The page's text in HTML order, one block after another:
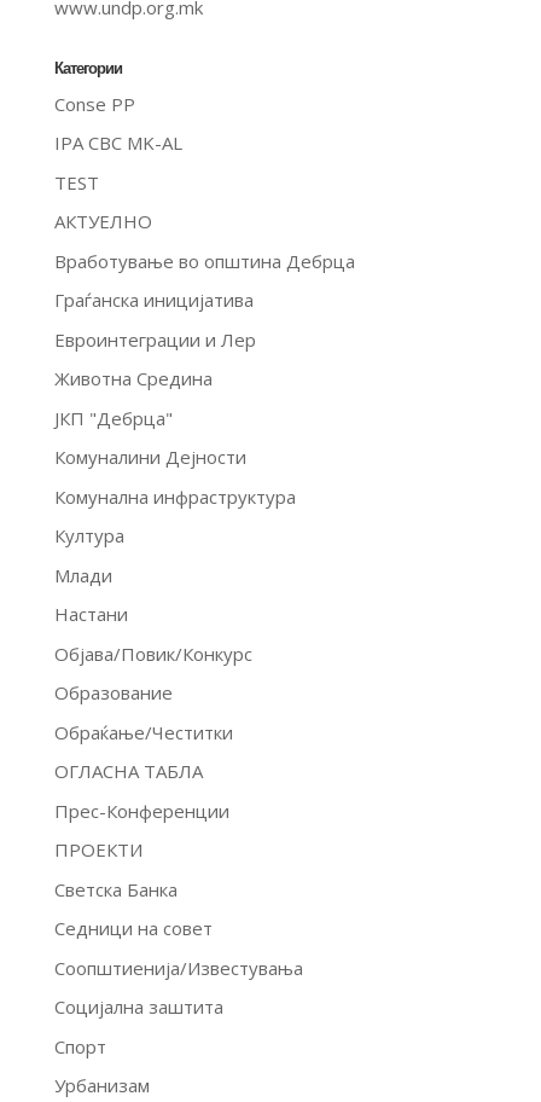
www.undp.org.mk
Категории
Conse PP
IPA CBC MK-AL
TEST
АКТУЕЛНО
Вработување во општина Дебрца
Граѓанска иницијатива
Евроинтеграции и Лер
Животна Средина
ЈКП "Дебрца"
Комуналини Дејности
Комунална инфраструктура
Култура
Млади
Настани
Објава/Повик/Конкурс
Образование
Обраќање/Честитки
ОГЛАСНА ТАБЛА
Прес-Конференции
ПРОЕКТИ
Светска Банка
Седници на совет
Соопштиенија/Известувања
Социјална заштита
Спорт
Урбанизам